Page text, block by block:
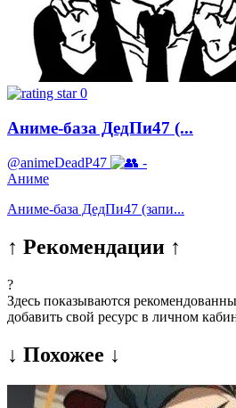
0
Аниме-база ДедПи47 (...
@animeDeadP47
-
Аниме
Аниме-база ДедПи47 (запи...
↑ Рекомендации ↑
?
Здесь показываются
добавить свой ресурс в личном
↓ Похожее ↓